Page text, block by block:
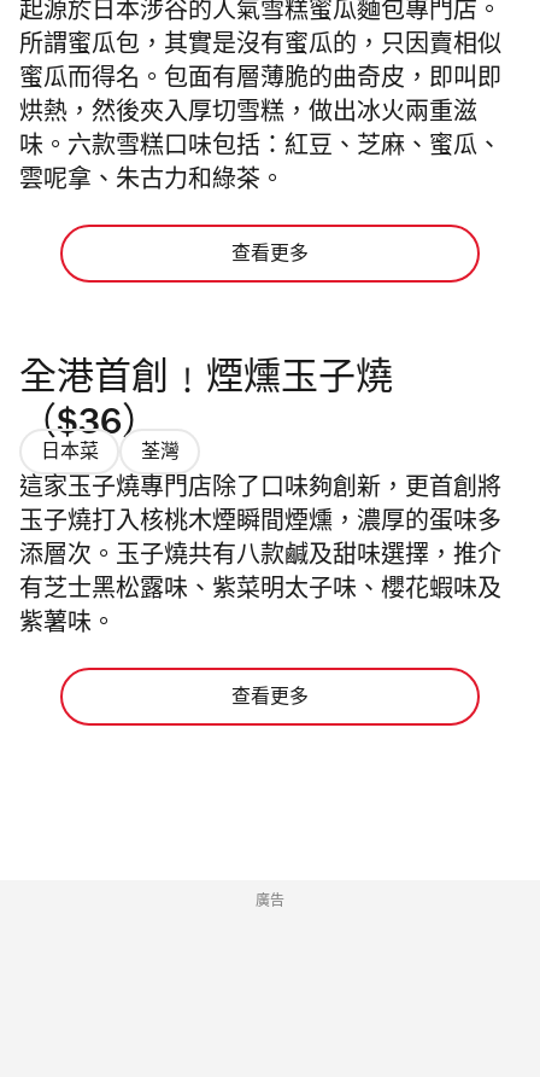
起源於日本涉谷的人氣雪糕蜜瓜麵包專門店。
所謂蜜瓜包，其實是沒有蜜瓜的，只因賣相似
蜜瓜而得名。包面有層薄脆的曲奇皮，即叫即
烘熱，然後夾入厚切雪糕，做出冰火兩重滋
味。六款雪糕口味包括：紅豆、芝麻、蜜瓜、
雲呢拿、朱古力和綠茶。
查看更多
全港首創﹗煙燻玉子燒
（$36）
日本菜 荃灣
這家玉子燒專門店除了口味夠創新，更首創將
玉子燒打入核桃木煙瞬間煙燻，濃厚的蛋味多
添層次。玉子燒共有八款鹹及甜味選擇，推介
有芝士黑松露味、紫菜明太子味、櫻花蝦味及
紫薯味。
查看更多
廣告